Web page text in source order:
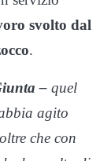
svolto dal
.
– quel
agito
che con